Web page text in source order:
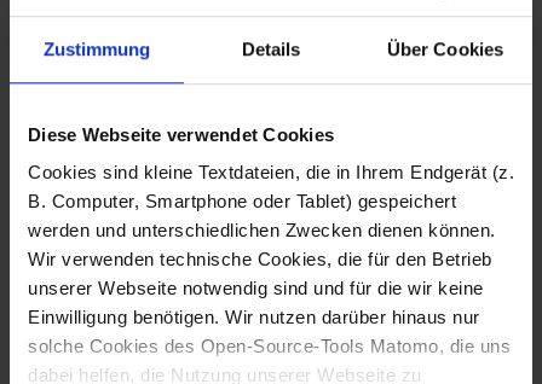
Zustimmung Details Über Cookies
Diese Webseite verwendet Cookies
Cookies sind kleine Textdateien, die in Ihrem Endgerät (z.
B. Computer, Smartphone oder Tablet) gespeichert
werden und unterschiedlichen Zwecken dienen können.
Wir verwenden technische Cookies, die für den Betrieb
unserer Webseite notwendig sind und für die wir keine
Einwilligung benötigen. Wir nutzen darüber hinaus nur
solche Cookies des Open-Source-Tools Matomo, die uns
dabei helfen, die Nutzung unserer Webseite zu
Fotografo: Lorenz
Sternbach
Download
Fotografo: Lorenz
Sternbach
Download